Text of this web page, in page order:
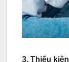
3. Thiếu